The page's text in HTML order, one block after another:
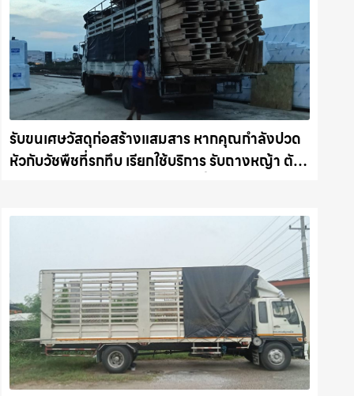
รับขนเศษวัสดุก่อสร้างแสมสาร หากคุณกำลังปวด
หัวกับวัชพืชที่รกทึบ เรียกใช้บริการ รับถางหญ้า ตัด